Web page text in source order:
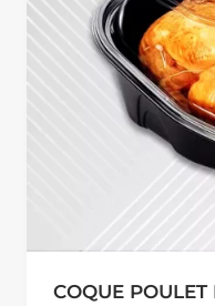
COQUE POULET